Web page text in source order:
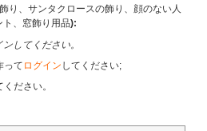
り、サンタクロースの飾り、顔のない人
、窓飾り用品):
してください。
って ログイン してください;
ください。